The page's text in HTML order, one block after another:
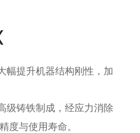
幅提升机器结构刚性，加
级铸铁制成，经应力消除
度与使用寿命。